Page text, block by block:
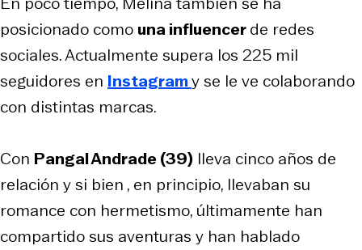
posicionado como una influencerde redes
sociales. Actualmente supera los 225 mil
seguidores en Instagramy se le ve colaborando
con distintas marcas.
Con Pangal Andrade (39) lleva cinco años de
relación y si bien , en principio, llevaban su
romance con hermetismo, últimamente han
compartido sus aventuras y han hablado